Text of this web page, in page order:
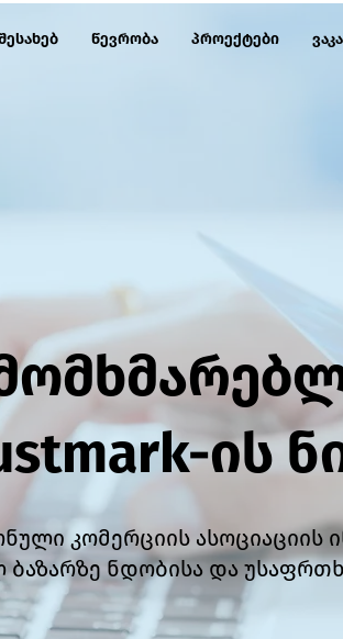
წევრობა პროექტები
ის
კომერციის ასოციაციის
ბაზარზე ნდობისა და